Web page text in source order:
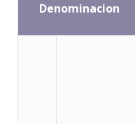
Denominacion